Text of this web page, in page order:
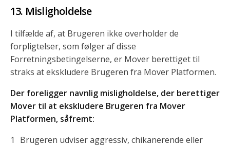
Misligholdelse
I tilfælde af, at Brugeren ikke overholder de
forpligtelser, som følger af disse
Forretningsbetingelserne, er Mover berettiget til
straks at ekskludere Brugeren fra Mover Platformen.
Der foreligger navnlig misligholdelse, der berettiger
Mover til at ekskludere Brugeren fra Mover
Platformen, såfremt:
Brugeren udviser aggressiv, chikanerende eller